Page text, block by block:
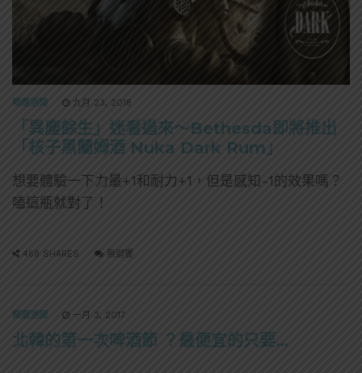
精選酒聞 九月 23, 2018
「異塵餘生」迷看過來～Bethesda即將推出
「核子黑蘭姆酒 Nuka Dark Rum」
想要體驗一下力量+1和耐力+1，但是感知-1的效果嗎？
嗑這瓶就對了！
468 SHARES 無迴響
精選酒聞 一月 3, 2017
北韓的第一次啤酒節 ？最便宜的只要…